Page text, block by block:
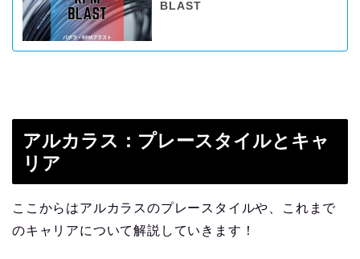
BLAST
アルカラス：プレースタイルとキャ
リア
ここからはアルカラスのプレースタイルや、これまで
のキャリアについて解説していきます！